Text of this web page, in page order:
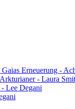
Erneuerung -
- Laura
Lee Degani